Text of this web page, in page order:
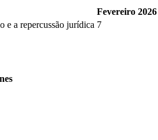
Fevereiro 2026
e a repercussão jurídica 7